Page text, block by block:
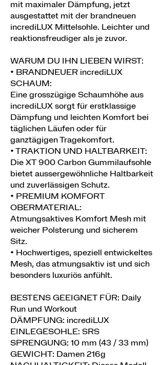
mit maximaler Dämpfung, jetzt
ausgestattet mit der brandneuen
incrediLUX Mittelsohle. Leichter und
reaktionsfreudiger als je zuvor.
WARUM DU IHN LIEBEN WIRST:
• BRANDNEUER incrediLUX
SCHAUM:
Eine grosszügige Schaumhöhe aus
incrediLUX sorgt für erstklassige
Dämpfung und leichten Komfort bei
täglichen Läufen oder für
ganztägigen Tragekomfort.
• TRAKTION UND HALTBARKEIT:
Die XT 900 Carbon Gummilaufsohle
bietet aussergewöhnliche Haltbarkeit
und zuverlässigen Schutz.
• PREMIUM KOMFORT
OBERMATERIAL:
Atmungsaktives Komfort Mesh mit
weicher Polsterung und sicherem
Sitz.
• Hochwertiges, speziell entwickeltes
Mesh, das atmungsaktiv ist und sich
besonders luxuriös anfühlt.
BESTENS GEEIGNET FÜR: Daily
Run und Workout
DÄMPFUNG: incrediLUX
EINLEGESOHLE: SRS
SPRENGUNG: 10 mm (43 / 33 mm)
GEWICHT: Damen 216g